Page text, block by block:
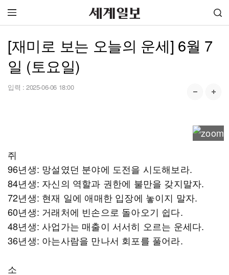
[재미로 보는 오늘의 운세] 6월 7
일 (토요일)
입력 : 2025-06-06 18:00
쥐
96년생: 망설였던 분야에 도전을 시도해보라.
84년생: 자신의 역할과 권한에 불만을 갖지말자.
72년생: 현재 일에 애매한 입장에 놓이지 말자.
60년생: 거래처에 빈손으로 돌아오기 쉽다.
48년생: 사업가는 매출이 서서히 오르는 운세다.
36년생: 아는사람을 만나서 회포를 풀어라.
소